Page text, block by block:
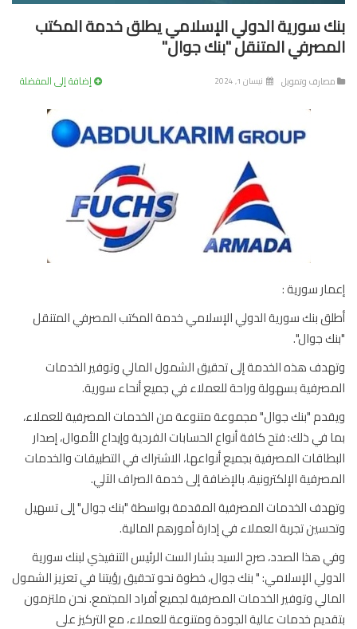
سورية الدولي الإسلامي يطلق خدمة المكتب
المتنقل "بنك جوال"
وتمويل نيسان 1, 2024 إضافة إلى المفضلة
سورية :
بنك سورية الدولي الإسلامي خدمة المكتب المصرفي المتنقل
جوال".
هذه الخدمة إلى تحقيق الشمول المالي وتوفير الخدمات
بسهولة وراحة للعملاء في جميع أنحاء سورية.
"بنك جوال" مجموعة متنوعة من الخدمات المصرفية للعملاء،
في ذلك: فتح كافة أنواع الحسابات الفردية وإيداع الأموال، إصدار
المصرفية بجميع أنواعها، الاشتراك في التطبيقات والخدمات
الإلكترونية، بالإضافة إلى خدمة الصراف الآلي.
الخدمات المصرفية المقدمة بواسطة "بنك جوال" إلى تسهيل
تجربة العملاء في إدارة أمورهم المالية.
هذا الصدد، صرح السيد بشار الست الرئيس التنفيذي لبنك سورية
الإسلامي: " بنك جوال، خطوة نحو تحقيق رؤيتنا في تعزيز الشمول
وتوفير الخدمات المصرفية لجميع أفراد المجتمع. نحن ملتزمون
خدمات عالية الجودة ومتنوعة للعملاء، مع التركيز على